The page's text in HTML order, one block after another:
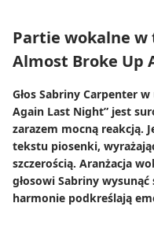
Partie wokalne w
Almost Broke Up
Głos Sabriny Carpenter
Again Last Night” jest
zarazem mocną reakcją.
tekstu piosenki,
szczerością. Aranżacja
głosowi Sabriny
harmonie podkreślają